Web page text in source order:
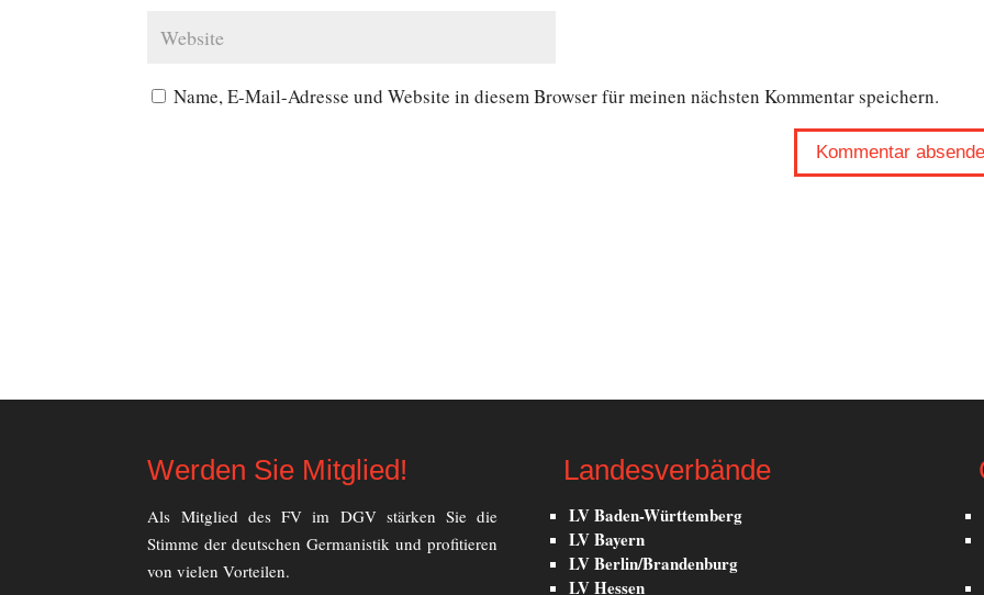
Name, E-Mail-Adresse und Website in diesem Browser für meinen nächsten Kommentar speichern.
Werden Sie Mitglied!
Als Mitglied des FV im DGV stärken Sie die
Stimme der deutschen Germanistik und profitieren
von vielen Vorteilen.
Landesverbände
LV Baden-Württemberg
LV Bayern
LV Berlin/Brandenburg
LV Hessen